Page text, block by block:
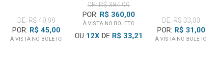
DE: R$ 49,99
POR: R$ 45,00
À VISTA NO BOLETO
4KG
DE: R$ 384,99
POR: R$ 360,00
À VISTA NO BOLETO
OU 12XDE R$ 33,21
DE: R$ 33,00
POR: R$ 31,00
À VISTA NO BOLETO